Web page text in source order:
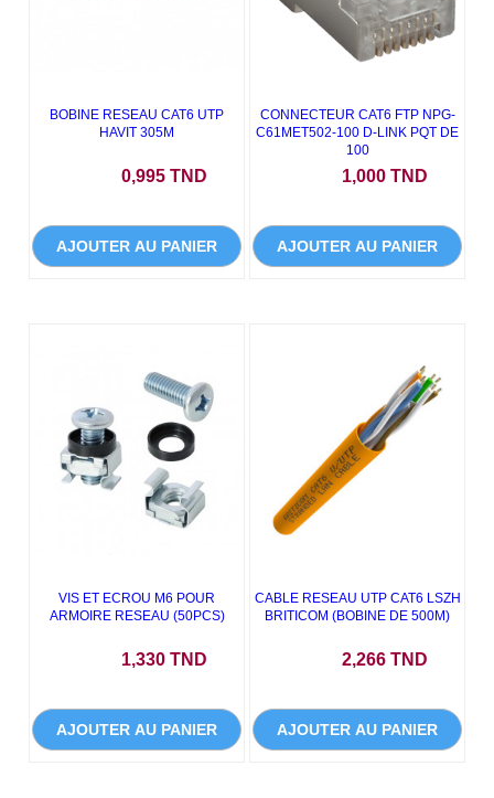
BOBINE RESEAU CAT6 UTP
HAVIT 305M
0,995 TND
AJOUTER AU PANIER
CONNECTEUR CAT6 FTP NPG-
C61MET502-100 D-LINK PQT DE
100
1,000 TND
AJOUTER AU PANIER
VIS ET ECROU M6 POUR
ARMOIRE RESEAU (50PCS)
1,330 TND
AJOUTER AU PANIER
CABLE RESEAU UTP CAT6 LSZH
BRITICOM (BOBINE DE 500M)
2,266 TND
AJOUTER AU PANIER